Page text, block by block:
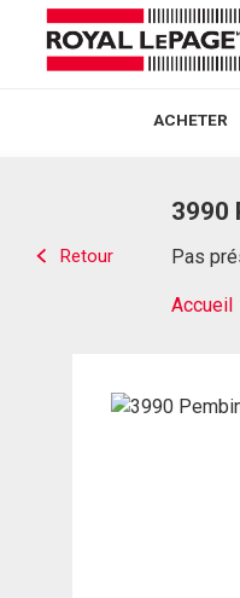
ACHETER
Retour
3990
Pas
Accueil